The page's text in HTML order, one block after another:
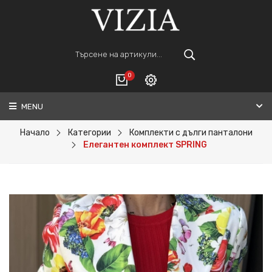
0
ВАШАТА КОЛИЧКА Е ПРАЗНА.
ПОРЪЧАЙ
Регистрация
MENU
Начало Категории
Комплекти с дълги панталони
Елегантен комплект SPRING